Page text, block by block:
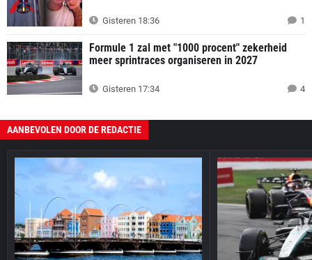
Gisteren 18:36 1
Formule 1 zal met "1000 procent" zekerheid
meer sprintraces organiseren in 2027
Gisteren 17:34 4
AANBEVOLEN DOOR DE REDACTIE